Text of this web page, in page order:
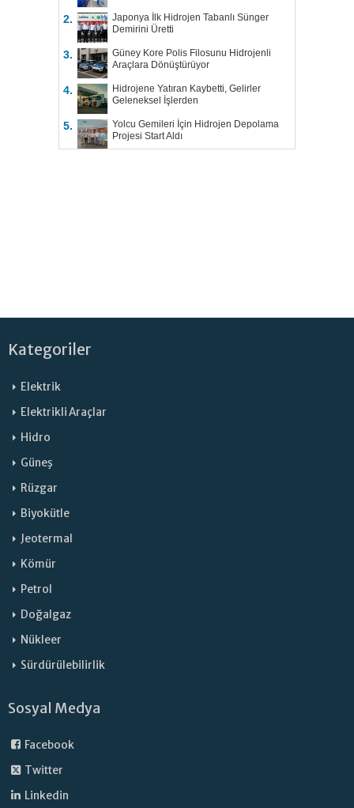
2.
Japonya İlk Hidrojen Tabanlı Sünger
Demirini Üretti
3.
Güney Kore Polis Filosunu Hidrojenli
Araçlara Dönüştürüyor
4.
Hidrojene Yatıran Kaybetti, Gelirler
Geleneksel İşlerden
5.
Yolcu Gemileri İçin Hidrojen Depolama
Projesi Start Aldı
Kategoriler
Elektrik
Elektrikli Araçlar
Hidro
Güneş
Rüzgar
Biyokütle
Jeotermal
Kömür
Petrol
Doğalgaz
Nükleer
Sürdürülebilirlik
Sosyal Medya
Facebook
Twitter
Linkedin